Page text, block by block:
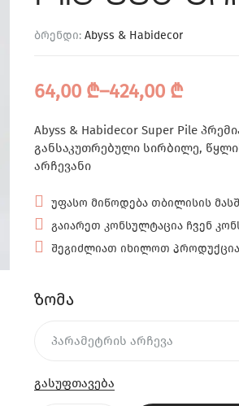
ბრენდი: Abyss & Habidecor
64,00 ₾–424,00 ₾
Abyss & Habidecor Super Pile
განსაკუთრებული სირბილე,
არჩევანი
უფასო მიწოდება თბილისის
გაიარეთ კონსულტაცია ჩვენ
შეგიძლიათ იხილოთ
ზომა
გასუფთავება